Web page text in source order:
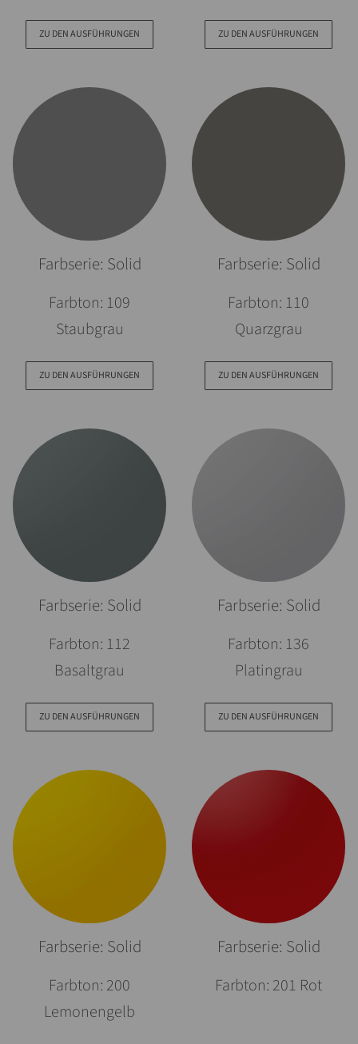
ZU DEN AUSFÜHRUNGEN ZU DEN AUSFÜHRUNGEN
Farbserie: Solid
Farbton: 109
Staubgrau
ZU DEN AUSFÜHRUNGEN
Farbserie: Solid
Farbton: 110
Quarzgrau
ZU DEN AUSFÜHRUNGEN
Farbserie: Solid
Farbton: 112
Basaltgrau
ZU DEN AUSFÜHRUNGEN
Farbserie: Solid
Farbton: 136
Platingrau
ZU DEN AUSFÜHRUNGEN
Farbserie: Solid
Farbton: 200
Lemonengelb
Farbserie: Solid
Farbton: 201 Rot